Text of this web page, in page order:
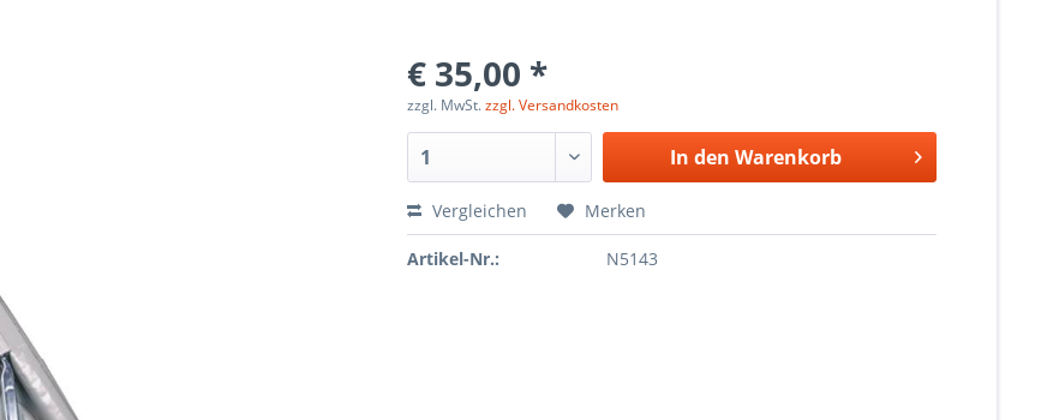
€ 35,00 *
zzgl. MwSt.zzgl. Versandkosten
In den Warenkorb
Vergleichen Merken
Artikel-Nr.: N5143